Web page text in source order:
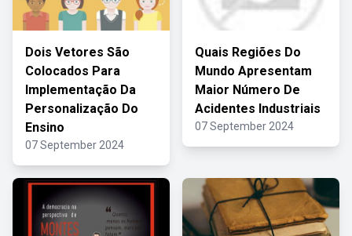
Dois Vetores São
Colocados Para
Implementação Da
Personalização Do
Ensino
07 September 2024
Quais Regiões Do
Mundo Apresentam
Maior Número De
Acidentes Industriais
07 September 2024